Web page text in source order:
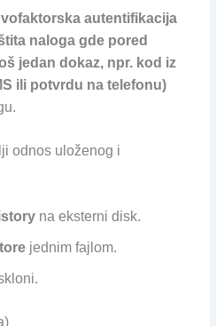
autentifikacija
naloga gde pored
jedan dokaz, npr. kod iz
ili potvrdu na telefonu)
odnos uloženog i
na eksterni disk.
jednim fajlom.